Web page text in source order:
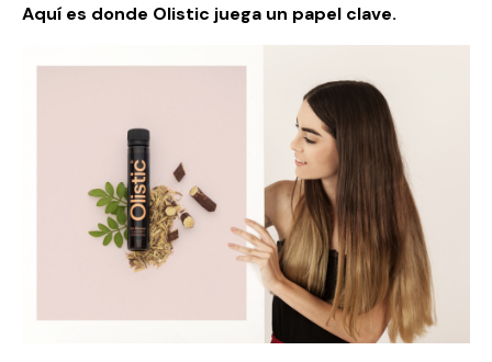
Aquí es donde Olistic juega un papel clave.